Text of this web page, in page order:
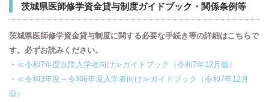
茨城県医師修学資金貸与制度ガイドブック・関係条例等
茨城県医師修学資金貸与制度に関する必要な手続き等の詳細はこちらで
す。必ずお読みください。
・ ≪令和7年度以降入学者向け≫ガイドブック（令和7年12月版）
・ ≪令和3年度～令和6年度入学者向け≫ガイドブック（令和7年12月
版）